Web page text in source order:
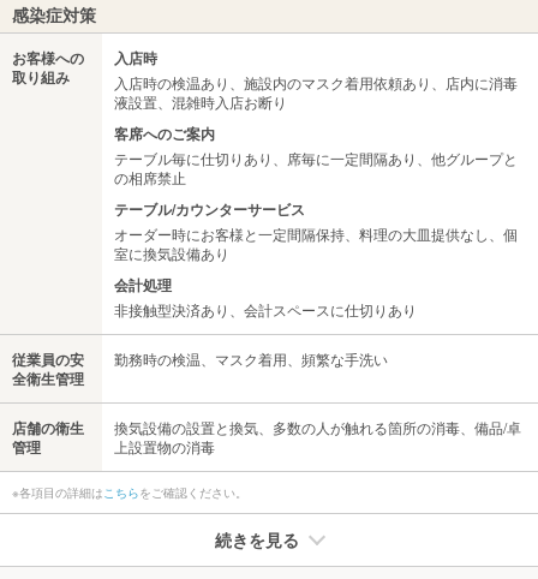
感染症対策
お客様への
取り組み
入店時
入店時の検温あり、施設内のマスク着用依頼あり、店内に消毒
液設置、混雑時入店お断り
客席へのご案内
テーブル毎に仕切りあり、席毎に一定間隔あり、他グループと
の相席禁止
テーブル/カウンターサービス
オーダー時にお客様と一定間隔保持、料理の大皿提供なし、個
室に換気設備あり
会計処理
非接触型決済あり、会計スペースに仕切りあり
従業員の安
全衛生管理
勤務時の検温、マスク着用、頻繁な手洗い
店舗の衛生
管理
換気設備の設置と換気、多数の人が触れる箇所の消毒、備品/卓
上設置物の消毒
※各項目の詳細は こちらをご確認ください。
続きを見る